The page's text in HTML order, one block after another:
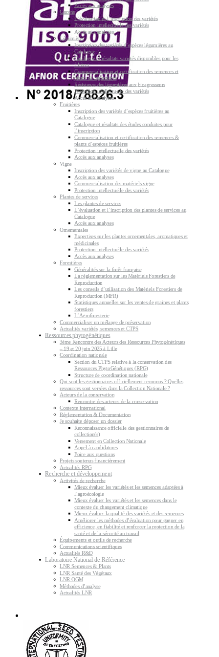
Accès aux analyses
Gazons
L’évaluation et l’inscription des variétés
Protection intellectuelle des variétés
Accès aux analyses
Légumières
Inscription des variétés d’espèces légumières au
Catalogue
Catalogue et résultats variétés disponibles pour les
filières
Commercialisation et certification des semences et
plants de légumières
Résistance des légumières aux bioagresseurs
Protection intellectuelle des variétés
Accès aux analyses
Fruitières
Inscription des variétés d’espèces fruitières au
Catalogue
Catalogue et résultats des études conduites pour
l’inscription
Commercialisation et certification des semences &
plants d’espèces fruitières
Protection intellectuelle des variétés
Accès aux analyses
Vigne
Inscription des variétés de vigne au Catalogue
Accès aux analyses
Commercialisation des matériels vigne
Protection intellectuelle des variétés
Plantes de services
Les plantes de services
L’évaluation et l’inscription des plantes de services au
Catalogue
Accès aux analyses
Ornementales
Expertises sur les plantes ornementales, aromatiques et
médicinales
Protection intellectuelle des variétés
Accès aux analyses
Forestières
Généralités sur la forêt française
La réglementation sur les Matériels Forestiers de
Reproduction
Les conseils d’utilisation des Matériels Forestiers de
Reproduction (MFR)
Statistiques annuelles sur les ventes de graines et plants
forestiers
L’Agroforesterie
Commercialiser un mélange de préservation
Actualités variétés, semences et CTPS
Ressources phytogénétiques
3ème Rencontre des Acteurs des Ressources Phytogénétiques
– 19 et 20 juin 2025 à Lille
Coordination nationale
Section du CTPS relative à la conservation des
Ressources PhytoGénétiques (RPG)
Structure de coordination nationale
Qui sont les gestionnaires officiellement reconnus ? Quelles
ressources sont versées dans la Collection Nationale ?
Acteurs de la conservation
Rencontre des acteurs de la conservation
Contexte international
Réglementation & Documentation
Je souhaite déposer un dossier
Reconnaissance officielle des gestionnaires de
collection(s)
Versement en Collection Nationale
Appel à candidatures
Foire aux questions
Projets soutenus financièrement
Actualités RPG
Recherche et développement
Activités de recherche
Mieux évaluer les variétés et les semences adaptées à
l’agroécologie
Mieux évaluer les variétés et les semences dans le
contexte du changement climatique
Mieux évaluer la qualité des variétés et des semences
Améliorer les méthodes d’évaluation pour gagner en
efficience, en fiabilité et renforcer la protection de la
santé et de la sécurité au travail
Équipements et outils de recherche
Communications scientifiques
Actualités R&D
Laboratoire National de Référence
LNR Semences & Plants
LNR Santé des Végétaux
LNR OGM
Méthodes d’analyse
Actualités LNR